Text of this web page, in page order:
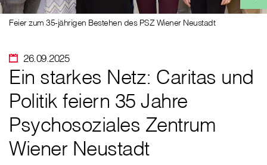
26.09.2025
Feier zum 35-jährigen Bestehen des PSZ Wiener Neustadt
Ein starkes Netz: Caritas und
Politik feiern 35 Jahre
Psychosoziales Zentrum
Wiener Neustadt